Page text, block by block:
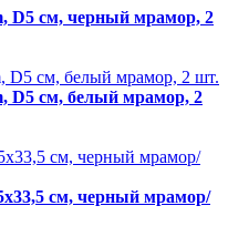
D5 см, черный мрамор, 2
D5 см, белый мрамор, 2
см, черный мрамор/